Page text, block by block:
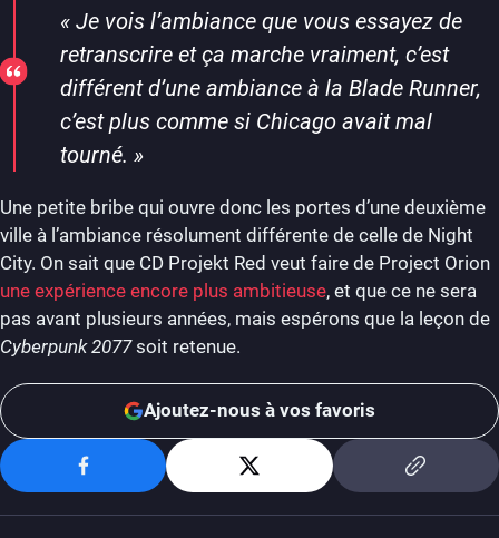
« Je vois l’ambiance que vous essayez de
retranscrire et ça marche vraiment, c’est
différent d’une ambiance à la Blade Runner,
c’est plus comme si Chicago avait mal
tourné. »
Une petite bribe qui ouvre donc les portes d’une deuxième
ville à l’ambiance résolument différente de celle de Night
City. On sait que CD Projekt Red veut faire de Project Orion
une expérience encore plus ambitieuse, et que ce ne sera
pas avant plusieurs années, mais espérons que la leçon de
Cyberpunk 2077soit retenue.
Ajoutez-nous à vos favoris